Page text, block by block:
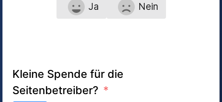
Ja Nein
Kleine Spende für die
Seitenbetreiber?